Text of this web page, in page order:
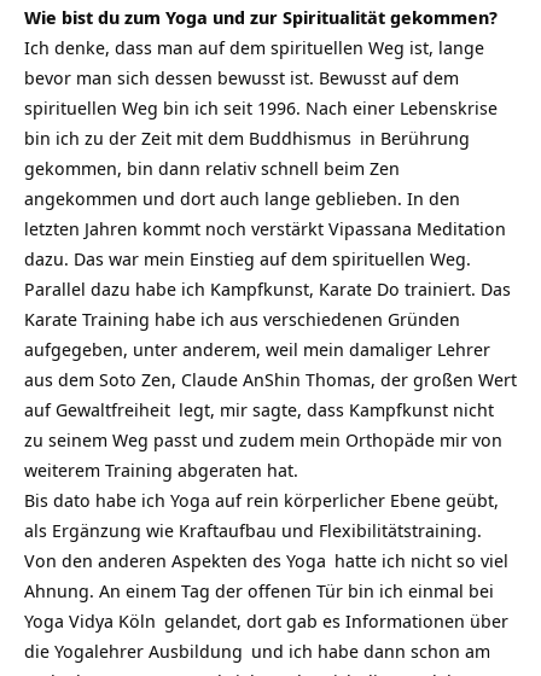
Wie bist du zum Yoga und zur Spiritualität gekommen?
Ich denke, dass man auf dem spirituellen Weg ist, lange
bevor man sich dessen bewusst ist. Bewusst auf dem
spirituellen Weg bin ich seit 1996. Nach einer Lebenskrise
bin ich zu der Zeit mit dem Buddhismus in Berührung
gekommen, bin dann relativ schnell beim Zen
angekommen und dort auch lange geblieben. In den
letzten Jahren kommt noch verstärkt Vipassana Meditation
dazu. Das war mein Einstieg auf dem spirituellen Weg.
Parallel dazu habe ich Kampfkunst, Karate Do trainiert. Das
Karate Training habe ich aus verschiedenen Gründen
aufgegeben, unter anderem, weil mein damaliger Lehrer
aus dem Soto Zen, Claude AnShin Thomas, der großen Wert
auf Gewaltfreiheit legt, mir sagte, dass Kampfkunst nicht
zu seinem Weg passt und zudem mein Orthopäde mir von
weiterem Training abgeraten hat.
Bis dato habe ich Yoga auf rein körperlicher Ebene geübt,
als Ergänzung wie Kraftaufbau und Flexibilitätstraining.
Von den anderen Aspekten des Yoga hatte ich nicht so viel
Ahnung. An einem Tag der offenen Tür bin ich einmal bei
Yoga Vidya Köln gelandet, dort gab es Informationen über
die Yogalehrer Ausbildung und ich habe dann schon am